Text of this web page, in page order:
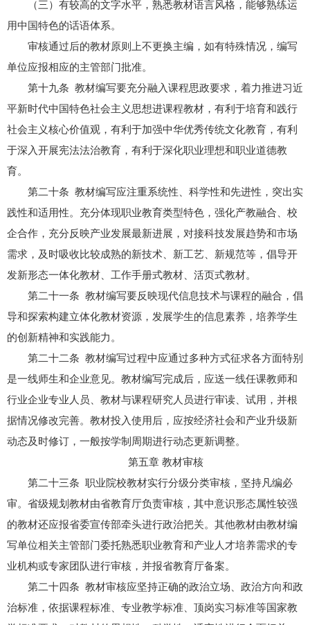
（三）有较高的文字水平，熟悉教材语言风格，能够熟练运
用中国特色的话语体系。
审核通过后的教材原则上不更换主编，如有特殊情况，编写
单位应报相应的主管部门批准。
第十九条 教材编写要充分融入课程思政要求，着力推进习近
平新时代中国特色社会主义思想进课程教材，有利于培育和践行
社会主义核心价值观，有利于加强中华优秀传统文化教育，有利
于深入开展宪法法治教育，有利于深化职业理想和职业道德教
育。
第二十条 教材编写应注重系统性、科学性和先进性，突出实
践性和适用性。充分体现职业教育类型特色，强化产教融合、校
企合作，充分反映产业发展最新进展，对接科技发展趋势和市场
需求，及时吸收比较成熟的新技术、新工艺、新规范等，倡导开
发新形态一体化教材、工作手册式教材、活页式教材。
第二十一条 教材编写要反映现代信息技术与课程的融合，倡
导和探索构建立体化教材资源，发展学生的信息素养，培养学生
的创新精神和实践能力。
第二十二条 教材编写过程中应通过多种方式征求各方面特别
是一线师生和企业意见。教材编写完成后，应送一线任课教师和
行业企业专业人员、教材与课程研究人员进行审读、试用，并根
据情况修改完善。教材投入使用后，应按经济社会和产业升级新
动态及时修订，一般按学制周期进行动态更新调整。
第五章 教材审核
第二十三条 职业院校教材实行分级分类审核，坚持凡编必
审。省级规划教材由省教育厅负责审核，其中意识形态属性较强
的教材还应报省委宣传部牵头进行政治把关。其他教材由教材编
写单位相关主管部门委托熟悉职业教育和产业人才培养需求的专
业机构或专家团队进行审核，并报省教育厅备案。
第二十四条 教材审核应坚持正确的政治立场、政治方向和政
治标准，依据课程标准、专业教学标准、顶岗实习标准等国家教